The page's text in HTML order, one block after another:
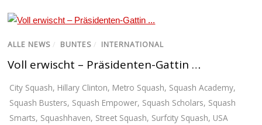
ALLE NEWS / BUNTES / INTERNATIONAL
Voll erwischt – Präsidenten-Gattin …
City Squash, Hillary Clinton, Metro Squash, Squash Academy,
Squash Busters, Squash Empower, Squash Scholars, Squash
Smarts, Squashhaven, Street Squash, Surfcity Squash, USA